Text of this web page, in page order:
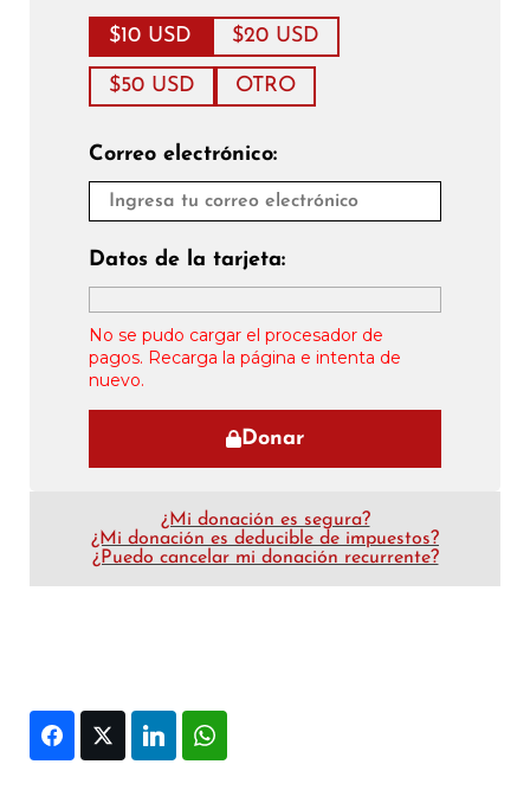
$10 USD $20 USD
$50 USD OTRO
Correo electrónico:
Datos de la tarjeta:
No se pudo cargar el procesador de
pagos. Recarga la página e intenta de
nuevo.
Donar
¿Mi donación es segura?
¿Mi donación es deducible de impuestos?
¿Puedo cancelar mi donación recurrente?
FacebookTwitter LinkedIn